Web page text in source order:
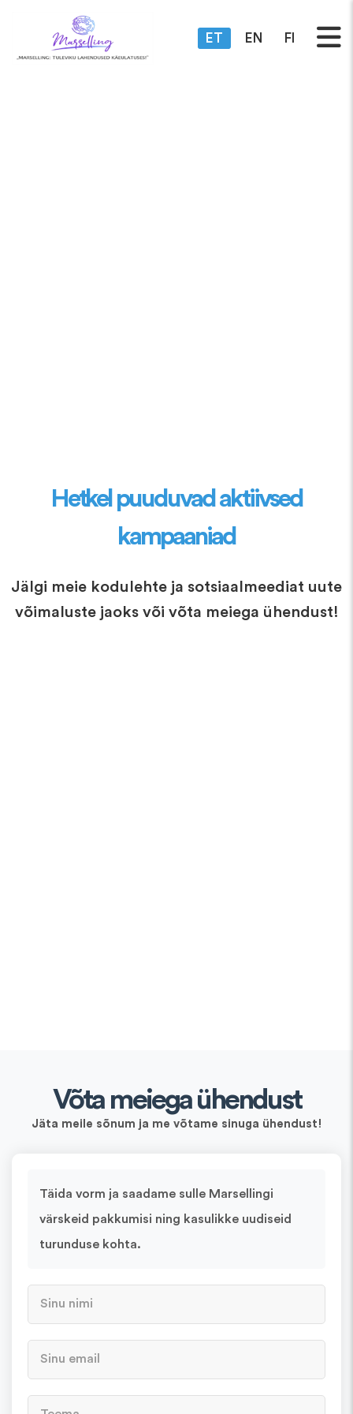
ET EN FI
Hetkel puuduvad aktiivsed
kampaaniad
Jälgi meie kodulehte ja sotsiaalmeediat uute
võimaluste jaoks või võta meiega ühendust!
Võta meiega ühendust
Jäta meile sõnum ja me võtame sinuga ühendust!
Täida vorm ja saadame sulle Marsellingi
värskeid pakkumisi ning kasulikke uudiseid
turunduse kohta.